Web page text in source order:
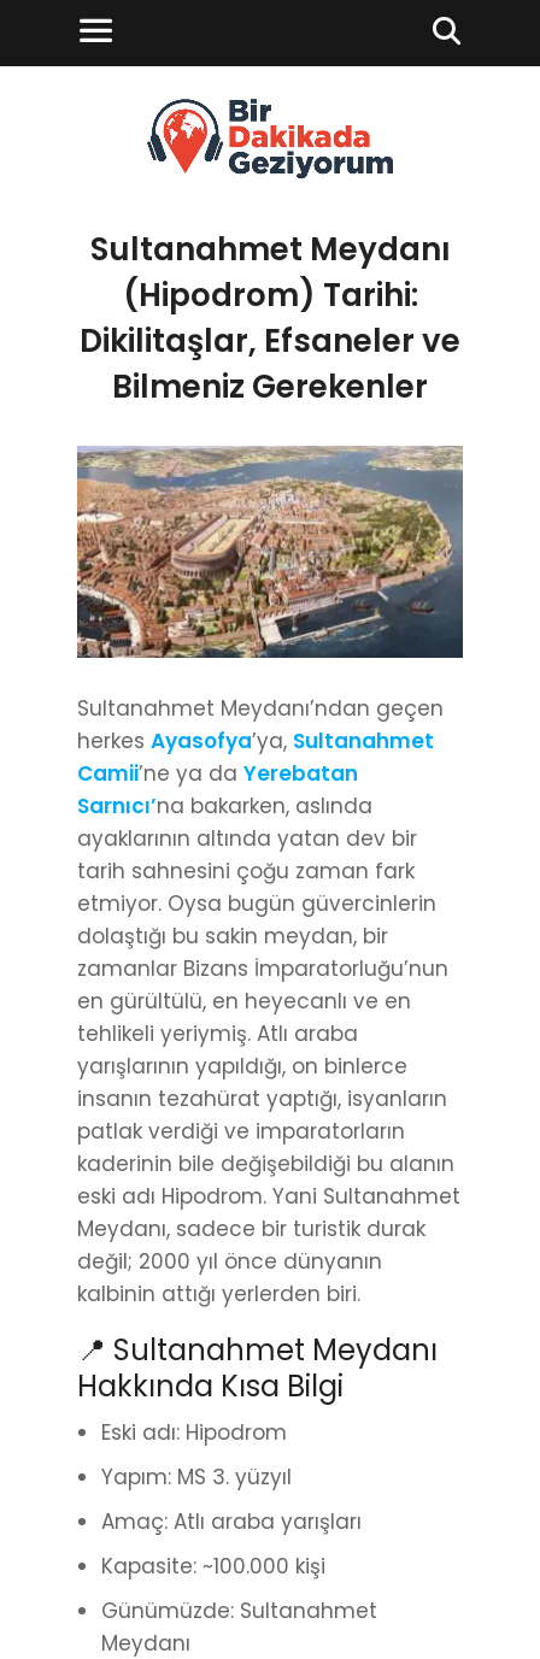
Sultanahmet Meydanı
(Hipodrom) Tarihi:
Dikilitaşlar, Efsaneler ve
Bilmeniz Gerekenler
Sultanahmet Meydanı’ndan geçen
herkes Ayasofya’ya, Sultanahmet
Camii’ne ya da Yerebatan
Sarnıcı’na bakarken, aslında
ayaklarının altında yatan dev bir
tarih sahnesini çoğu zaman fark
etmiyor. Oysa bugün güvercinlerin
dolaştığı bu sakin meydan, bir
zamanlar Bizans İmparatorluğu’nun
en gürültülü, en heyecanlı ve en
tehlikeli yeriymiş. Atlı araba
yarışlarının yapıldığı, on binlerce
insanın tezahürat yaptığı, isyanların
patlak verdiği ve imparatorların
kaderinin bile değişebildiği bu alanın
eski adı Hipodrom. Yani Sultanahmet
Meydanı, sadece bir turistik durak
değil; 2000 yıl önce dünyanın
kalbinin attığı yerlerden biri.
📍 Sultanahmet Meydanı
Hakkında Kısa Bilgi
Eski adı: Hipodrom
Yapım: MS 3. yüzyıl
Amaç: Atlı araba yarışları
Kapasite: ~100.000 kişi
Günümüzde: Sultanahmet
Meydanı